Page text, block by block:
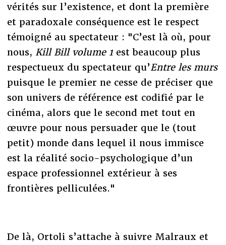
vérités sur l’existence, et dont la première
et paradoxale conséquence est le respect
témoigné au spectateur : "C’est là où, pour
nous, Kill Bill volume 1est beaucoup plus
respectueux du spectateur qu’Entre les murs
puisque le premier ne cesse de préciser que
son univers de référence est codifié par le
cinéma, alors que le second met tout en
œuvre pour nous persuader que le (tout
petit) monde dans lequel il nous immisce
est la réalité socio-psychologique d’un
espace professionnel extérieur à ses
frontières pelliculées."
De là, Ortoli s’attache à suivre Malraux et